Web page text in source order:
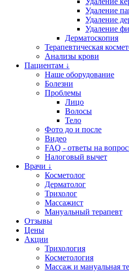
Удаление
Удаление
Удаление
Дерматоскопия
Терапевтическая
Анализы крови
Пациентам ↓
Наше оборудование
Болезни
Проблемы
Лицо
Волосы
Тело
Фото до и после
Видео
FAQ - ответы на
Налоговый вычет
Врачи ↓
Косметолог
Дерматолог
Трихолог
Массажист
Мануальный терапевт
Отзывы
Цены
Акции
Трихология
Косметология
Массаж и мануальная